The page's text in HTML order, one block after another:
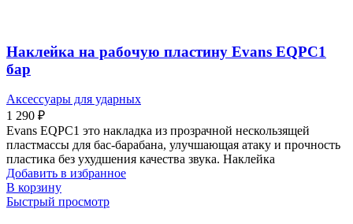
Наклейка на рабочую пластину Evans EQPC1
бар
Аксессуары для ударных
1 290 ₽
Evans EQPC1 это накладка из прозрачной нескользящей
пластмассы для бас-барабана, улучшающая атаку и прочность
пластика без ухудшения качества звука. Наклейка
Добавить в избранное
В корзину
Быстрый просмотр